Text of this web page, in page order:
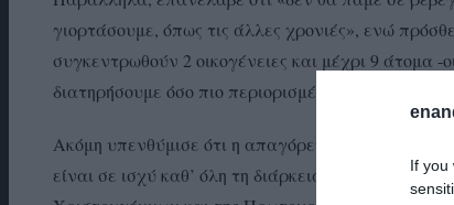
If you
γιορτάσουμε, όπως τις άλλες χρονιές», ενώ
συγκεντρωθούν 2 οικογένειες και μέχρι 9 άτομα -
διατηρήσουμε όσο πιο περιορισμένο γίνεται τον
Ακόμη υπενθύμισε ότι η απαγόρευση κυκλοφορίας
είναι σε ισχύ καθ’ όλη τη διάρκεια των εορτών,